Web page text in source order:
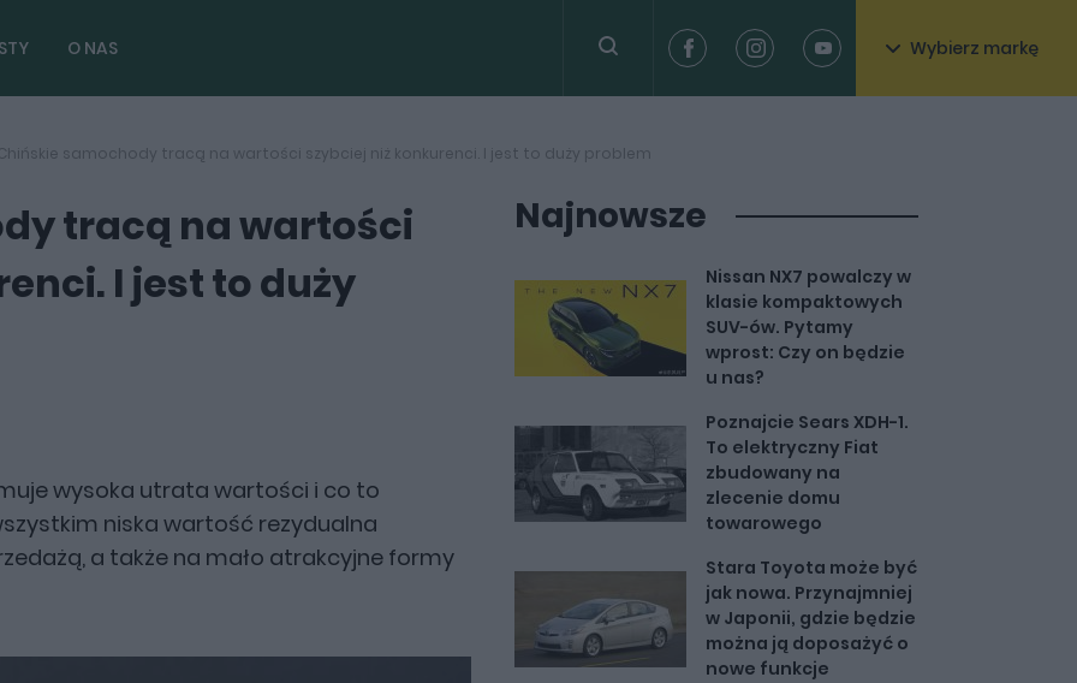
O NAS Wybierz markę
samochody tracą na wartości szybciej niż konkurenci. I jest to duży problem
tracą na wartości
I jest to duży
wysoka utrata wartości i co to
niska wartość rezydualna
a także na mało atrakcyjne formy
Najnowsze
Nissan NX7 powalczy w
klasie kompaktowych
SUV-ów. Pytamy
wprost: Czy on będzie
u nas?
Poznajcie Sears XDH-1.
To elektryczny Fiat
zbudowany na
zlecenie domu
towarowego
Stara Toyota może być
jak nowa. Przynajmniej
w Japonii, gdzie będzie
można ją doposażyć o
nowe funkcje